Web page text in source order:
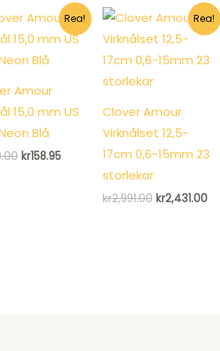
Rea!
Amour
15,0 mm US
Blå
Det
kr158.95Det
nuvarande
Rea!
Clover Amour
Virknålset 12,5-
17cm 0,6-15mm 23
storlekar
kr2,991.00 Det
kr2,431.00Det